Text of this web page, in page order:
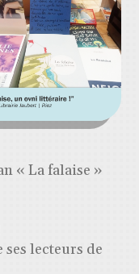
« La falaise »
lecteurs de